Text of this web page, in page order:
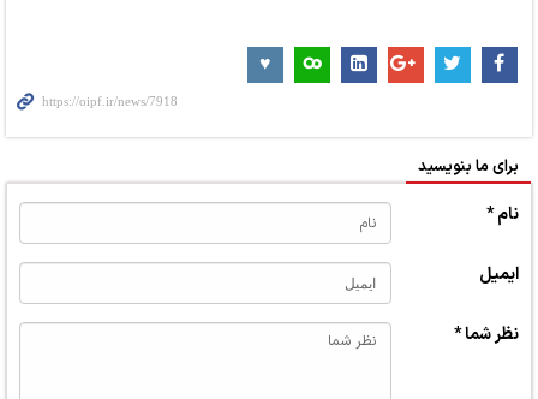
برای ما بنویسید
نام *
ایمیل
نظر شما *